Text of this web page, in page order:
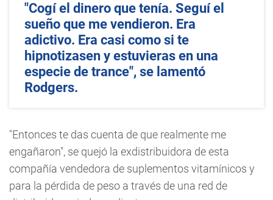
"Cogí el dinero que tenía. Seguí el
sueño que me vendieron. Era
adictivo. Era casi como si te
hipnotizasen y estuvieras en una
especie de trance", se lamentó
Rodgers.
"Entonces te das cuenta de que realmente me
engañaron", se quejó la exdistribuidora de esta
compañía vendedora de suplementos vitamínicos y
para la pérdida de peso a través de una red de